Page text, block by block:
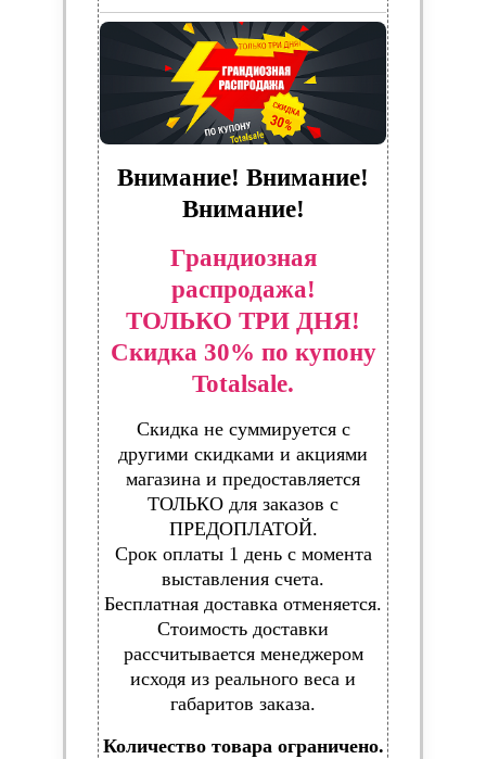
Внимание! Внимание!
Внимание!
Грандиозная
распродажа!
ТОЛЬКО ТРИ ДНЯ!
Скидка 30% по купону
Totalsale.
Скидка не суммируется с
другими скидками и акциями
магазина и предоставляется
ТОЛЬКО для заказов с
ПРЕДОПЛАТОЙ.
Срок оплаты 1 день с момента
выставления счета.
Бесплатная доставка отменяется.
Стоимость доставки
рассчитывается менеджером
исходя из реального веса и
габаритов заказа.
Количество товара ограничено.